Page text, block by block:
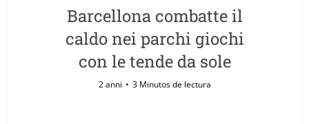
Barcellona combatte il
caldo nei parchi giochi
con le tende da sole
2 anni 3 Minutos de lectura